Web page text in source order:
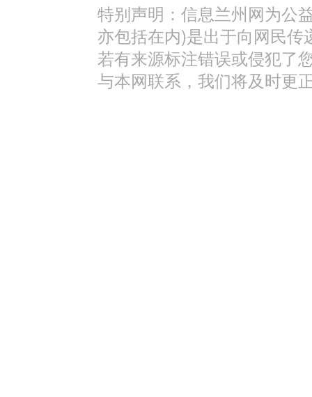
特别声明：信息兰州网为公
亦包括在内)是出于向网民
若有来源标注错误或侵犯了
与本网联系，我们将及时更